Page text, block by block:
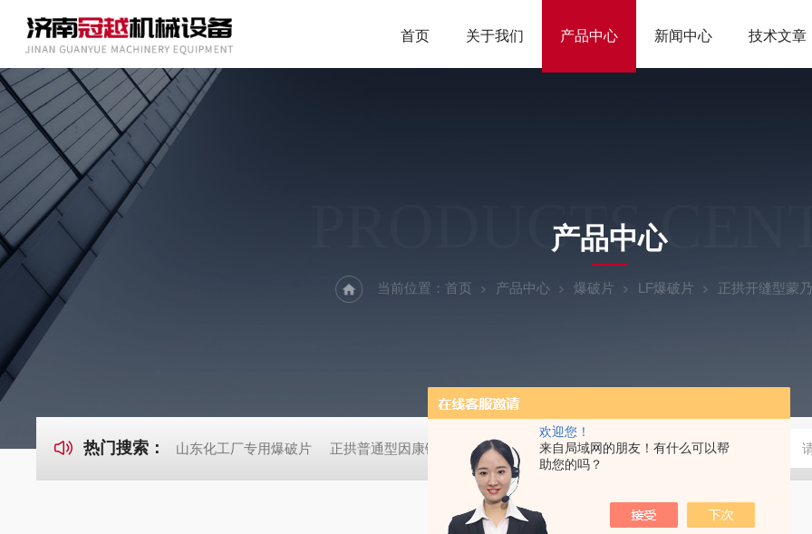
欢迎您！
来自局域网的朋友！有什么可以帮
助您的吗？
首页 关于我们 产品中心 新闻中心 技术文章
PRODUCTS
产品中心
当前位置： 首页 产品中心 爆破片 LF爆破片 正拱开缝型蒙
热门搜索： 山东化工厂专用爆破片 正拱普通型因康镍爆破片LP 正拱带槽型因康镍爆破片LC 正拱带槽型蒙乃尔